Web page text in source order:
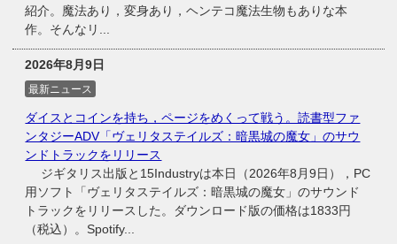
紹介。魔法あり，変身あり，ヘンテコ魔法生物もありな本
作。そんなリ...
2026年8月9日
最新ニュース
ダイスとコインを持ち，ページをめくって戦う。読書型ファ
ンタジーADV「ヴェリタステイルズ：暗黒城の魔女」のサウ
ンドトラックをリリース
ジギタリス出版と15Industryは本日（2026年8月9日），PC
用ソフト「ヴェリタステイルズ：暗黒城の魔女」のサウンド
トラックをリリースした。ダウンロード版の価格は1833円
（税込）。Spotify...